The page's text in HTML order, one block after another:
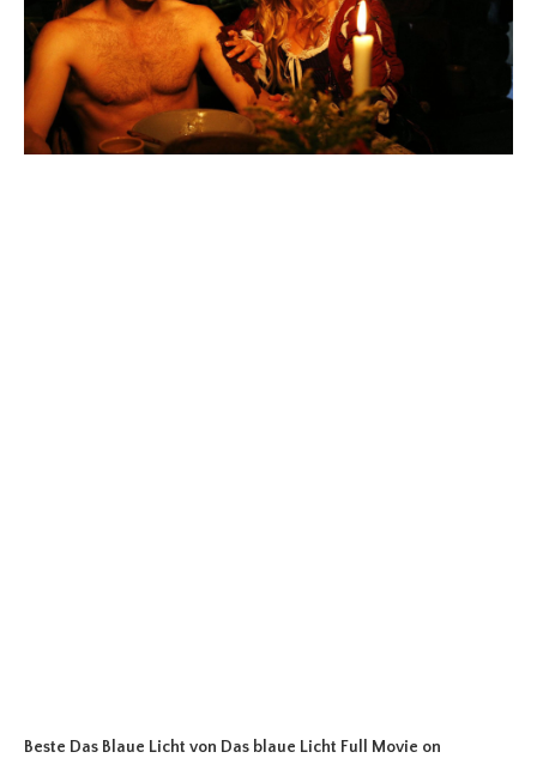
Beste Das Blaue Licht von Das blaue Licht Full Movie on